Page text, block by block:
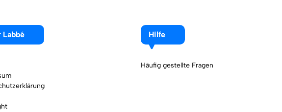
Labbé Hilfe
Häufig gestellte Fragen